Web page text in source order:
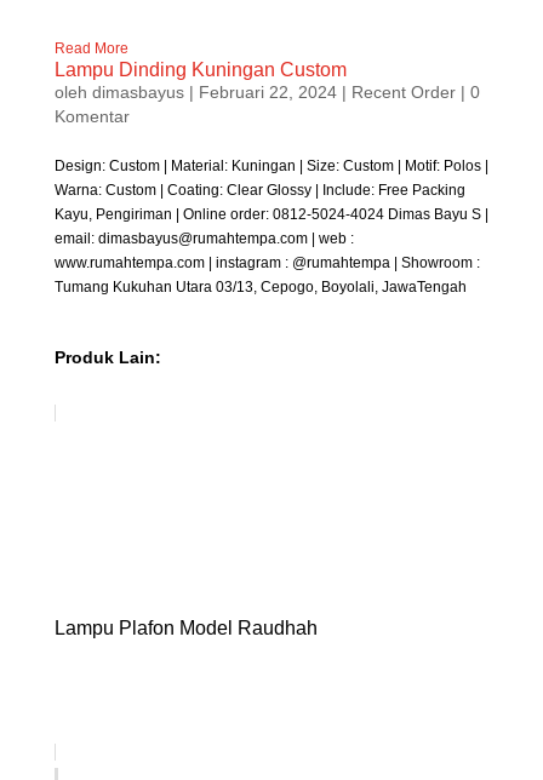
Read More
Lampu Dinding Kuningan Custom
oleh dimasbayus| Februari 22, 2024| Recent Order| 0
Komentar
Design: Custom | Material: Kuningan | Size: Custom | Motif: Polos |
Warna: Custom | Coating: Clear Glossy | Include: Free Packing
Kayu, Pengiriman | Online order: 0812-5024-4024 Dimas Bayu S |
email: dimasbayus@rumahtempa.com | web :
www.rumahtempa.com | instagram : @rumahtempa | Showroom :
Tumang Kukuhan Utara 03/13, Cepogo, Boyolali, JawaTengah
Produk Lain:
Lampu Plafon Model Raudhah